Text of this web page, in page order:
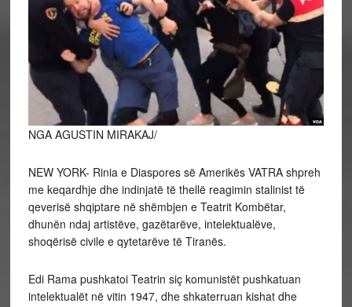
NGA AGUSTIN MIRAKAJ/
NEW YORK- Rinia e Diaspores së Amerikës VATRA shpreh
me keqardhje dhe indinjatë të thellë reagimin stalinist të
qeverisë shqiptare në shëmbjen e Teatrit Kombëtar,
dhunën ndaj artistëve, gazëtarëve, intelektualëve,
shoqërisë civile e qytetarëve të Tiranës.
Edi Rama pushkatoi Teatrin siç komunistët pushkatuan
intelektualët në vitin 1947, dhe shkaterruan kishat dhe